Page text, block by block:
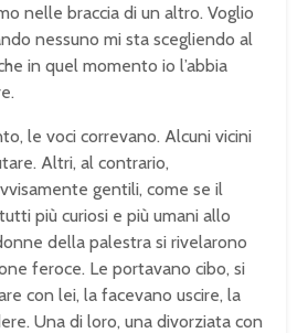
nelle braccia di un altro. Voglio
nessuno mi sta scegliendo al
in quel momento io l’abbia
le voci correvano. Alcuni vicini
Altri, al contrario,
gentili, come se il
più curiosi e più umani allo
della palestra si rivelarono
feroce. Le portavano cibo, si
con lei, la facevano uscire, la
Una di loro, una divorziata con